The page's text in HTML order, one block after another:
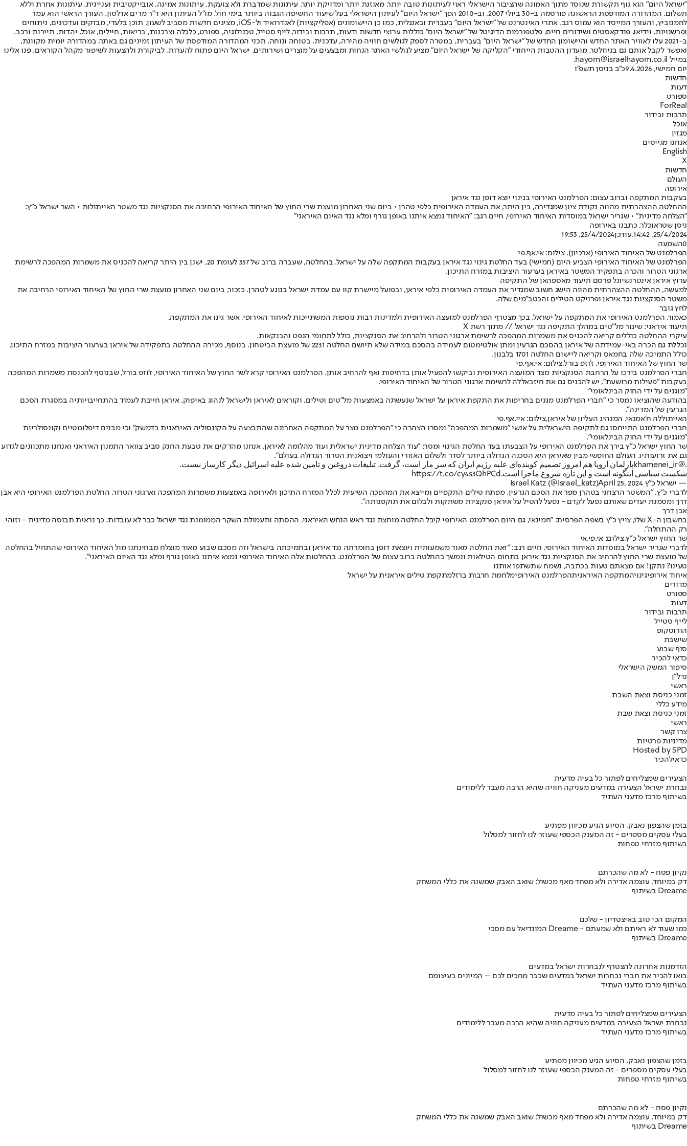
"ישראל היום" הוא גוף תקשורת שנוסד מתוך האמונה שהציבור הישראלי ראוי לעיתונות טובה יותר, מאוזנת יותר ומדויקת יותר. עיתונות שמדברת ולא צועקת. עיתונות אמינה, אובייקטיבית ועניינית. עיתונות אחרת וללא
תשלום. המהדורה המודפסת הראשונה פורסמה ב-30 ביולי 2007, וב-2010 הפך "ישראל היום" לעיתון הישראלי בעל שיעור החשיפה הגבוה ביותר בימי חול. מו"ל העיתון היא ד"ר מרים אדלסון. העורך הראשי הוא עמר
לחמנוביץ, והעורך המייסד הוא עמוס רגב. אתרי האינטרנט של "ישראל היום" בעברית ובאנגלית, כמו כן היישומונים (אפליקציות) לאנדרואיד ול-iOS, מציגים חדשות מסביב לשעון, תוכן בלעדי, מבזקים ועדכונים, ניתוחים
ופרשנויות, וידיאו, פודקאסטים ושידורים חיים. פלטפורמות הדיגיטל של "ישראל היום" כוללות ערוצי חדשות ודעות, תרבות ובידור, לייף סטייל, טכנולוגיה, ספורט, כלכלה וצרכנות, בריאות, חיילים, אוכל, יהדות, תיירות ורכב.
ב-2021 עלו לאוויר האתר החדש והיישומון החדש של "ישראל היום" בעברית, במטרה לספק לגולשים חוויה מהירה, עדכנית, בטוחה ונוחה. תכני המהדורה המודפסת של העיתון זמינים גם באתר, במהדורה יומית מקוונת,
ואפשר לקבל אותם גם בניוזלטר. מועדון ההטבות הייחודי "הקליקה של ישראל היום" מציע לגולשי האתר הנחות ומבצעים על מוצרים ושירותים. ישראל היום פתוח להערות, לביקורת ולהצעות לשיפור מקהל הקוראים. פנו אלינו
במייל hayom@israelhayom.co.il.
יום חמישי, 9.4.2026
כ"ב בניסן תשפ"ו
חדשות
דעות
ספורט
ForReal
תרבות ובידור
אוכל
מגזין
אנחנו מגייסים
English
X
חדשות
העולם
אירופה
בעקבות המתקפה וברוב עצום: הפרלמנט האירופי בגינוי יוצא דופן נגד איראן
ההחלטה ההצהרתית מהווה נקודת ציון שמגדירה, בין היתר, את העמדה האירופית כלפי טהרן • ביום שני האחרון מועצת שרי החוץ של האיחוד האירופי הרחיבה את הסנקציות נגד משטר האייתולות • השר ישראל כ"ץ:
"הצלחה מדינית" • שגריר ישראל במוסדות האיחוד האירופי, חיים רגב: "האיחוד נמצא איתנו באופן גורף ומלא נגד האיום האיראני"
ניסן שטראוכלר, כתבנו באירופה
25/4/2024, 14:42
,עודכן25/4/2024, 19:53
0השמעה
הפרלמנט של האיחוד האירופי (ארכיון). צילום: אי.אף.פי
הפרלמנט של האיחוד האירופי הצביע היום (חמישי) בעד החלטת גינוי נגד איראן בעקבות המתקפה שלה על ישראל. בהחלטה, שעברה ברוב של 357 לעומת 20, ישנן בין היתר קריאה להכניס את משמרות המהפכה לרשימת
ארגוני הטרור ו⁠הכרה בתפקיד המשטר באיראן בערעור היציבות במזרח התיכון.
ערוץ איראן אינטרנשיונל פרסם תיעוד מאספהאן של התקיפה
למעשה, ההחלטה ההצהרתית מהווה הישג חשוב שמגדיר את העמדה האירופית כלפי איראן, ובפועל מיישרת קוו עם עמדת ישראל בנוגע לטהרן. כזכור, ביום שני האחרון מועצת שרי החוץ של האיחוד האירופי הרחיבה את
משטר הסנקציות נגד איראן ופרויקט הטילים והכטב"מים שלה.
לחץ גובר
כאמור, הפרלמנט האירופי את המתקפה על ישראל. בכך מצטרף הפרלמנט למועצה האירופית ולמדינות רבות נוספות המשתייכות לאיחוד האירופי, אשר גינו את המתקפה.
תיעוד איראני: שיגור מל"טים במהלך התקיפה נגד ישראל // מתוך רשת X
עיקרי ההחלטה כוללים קריאה להכניס את משמרות המהפכה לרשימת ארגוני הטרור ולהרחיב את הסנקציות, כולל לתחומי הנפט והבנקאות.
נכללת גם ⁠הכרה באי-עמידתה של איראן בהסכם הגרעין ומתן אולטימטום לעמידה בהסכם במידה שלא תיושם החלטה 2231 של מועצת הביטחון. בנוסף, מכירה ההחלטה בתפקידה של איראן בערעור היציבות במזרח התיכון,
כולל התמיכה שלה בחמאס וקריאה ליישום החלטה 1701 בלבנון.
שר החוץ של האיחוד האירופי, ז'וזפ בורל,צילום: אי.אף.פי
חברי הפרלמנט בירכו על הרחבת הסנקציות מצד המועצה האירופית וביקשו להפעיל אותן בדחיפות ואף להרחיב אותן. הפרלמנט האירופי קרא לשר החוץ של האיחוד האירופי, ז'וזפ בורל, שבנוסף להכנסת משמרות המהפכה
בעקבות "פעילות מרושעת", יש להכניס גם את חיזבאללה לרשימת ארגוני הטרור של האיחוד האירופי.
"מוגנים על ידי החוק הבינלאומי"
בהודעה שהוציאו נמסר כי "חברי הפרלמנט מגנים בחריפות את התקפת איראן על ישראל שנעשתה באמצעות מל"טים וטילים, וקוראים לאיראן ולישראל לנהוג באיפוק. איראן חייבת לעמוד בהתחייבויותיה במסגרת הסכם
הגרעין של המדינה".
האייתוללה ח'אמנאי. המנהיג העליון של איראן,צילום: איי.אף.פי
חברי הפרלמנט התייחסו גם לתקיפה הישראלית על אנשי "משמרות המהפכה" ומסרו הצהרה כי "הפרלמנט מצר על המתקפה האחרונה שהתבצעה על הקונסוליה האיראנית בדמשק" וכי מבנים דיפלומטיים וקונסולריות
"מוגנים על ידי החוק הבינלאומי".
שר החוץ ישראל כ"ץ בירך את הפרלמנט האירופי על הצבעתו בעד החלטת הגינוי ומסר: "עוד הצלחה מדינית ישראלית ועוד מהלומה לאיראן. אנחנו מהדקים את טבעת החנק סביב צוואר התמנון האיראני ואנחנו מתכוונים לגדוע
גם את זרועותיו. העולם החופשי מבין שאיראן היא הסכנה הגדולה ביותר לסדר ולשלום האזורי והעולמי ויצואנית הטרור הגדולה בעולם".
.
@khamenei_ir
پارلمان اروپا هم امروز تصمیم کوبنده‌ای علیه رژیم ایران که سر مار است، گرفت. تبلیغات دروغین و تامین شده علیه اسرائیل دیگر کارساز نیست.
شکست سیاسی اینگونه است و این تازه شروع ماجرا است.https://t.co/cy4s3QhPCd
— ישראל כ”ץ Israel Katz (@Israel_katz)April 25, 2024
לדברי כ"ץ, "המשטר הרצחני בטהרן מפר את הסכם הגרעין, מפתח טילים התקפיים ומייצא את המהפכה השיעית לכלל המזרח התיכון ולאירופה באמצעות משמרות המהפכה וארגוני הטרור. החלטת הפרלמנט האירופי היא אבן
דרך ומסמנת יעדים שאותם נפעל לקדם - נפעל להטיל על איראן סנקציות משתקות ולבלום את תוקפנותה".
אבן דרך
בחשבון ה-X שלו, צייץ כ"ץ בשפה הפרסית: "חמינאי, גם היום הפרלמנט האירופי קיבל החלטה מוחצת נגד ראש הנחש האיראני. ההסתה ותעמולת השקר הממומנת נגד ישראל כבר לא עובדות. כך נראית תבוסה מדינית - וזוהי
רק ההתחלה".
שר החוץ ישראל כ"ץ,צילום: אי.פי.אי
לדברי שגריר ישראל במוסדות האיחוד האירופי, חיים רגב: "זאת החלטה מאוד משמעותית ויוצאת דופן בחומרתה נגד איראן ובתמיכתה בישראל וזה מסכם שבוע מאוד מוצלח מבחינתנו מול האיחוד האירופי שהתחיל בהחלטה
של מועצת שרי החוץ להרחיב את הסנקציות נגד איראן בתחום הטילאות ונמשך בהחלטה ברוב עצום של הפרלמנט. בהחלטות אלה האיחוד האירופי נמצא איתנו באופן גורף ומלא נגד האיום האיראני".
טעינו? נתקן! אם מצאתם טעות בכתבה, נשמח שתשתפו אותנו
איחוד אירופיגינויהמתקפה האיראניתהפרלמנט האירופימלחמת חרבות ברזלמתקפת טילים איראנית על ישראל
מדורים
ספורט
דעות
תרבות ובידור
לייף סטייל
הורוסקופ
שישבת
סוף שבוע
כדאי להכיר
סיפור המשק הישראלי
נדל"ן
ראשי
זמני כניסת וצאת השבת
מידע כללי
זמני כניסת וצאת שבת
ראשי
צרו קשר
מדיניות פרטיות
Hosted by SPD
כדאילהכיר
הצעירים שמצליחים לפתור כל בעיה מדעית
נבחרת ישראל הצעירה במדעים מעניקה חוויה שהיא הרבה מעבר ללימודים
בשיתוף מרכז מדעני העתיד
בזמן שהצפון נאבק, הסיוע הגיע מכיוון מפתיע
בעלי עסקים מספרים - זה המענק הכספי שעוזר לנו לחזור למסלול
בשיתוף מזרחי טפחות
נקיון פסח - לא מה שהכרתם
דק במיוחד, עוצמה אדירה ולא מפחד מאף מכשול: שואב האבק שמשנה את כללי המשחק
בשיתוף Dreame
המקום הכי טוב באיצטדיון - שלכם
המונדיאל עם מסכי Dreame - כמו שעוד לא ראיתם ולא שמעתם
בשיתוף Dreame
הזדמנות אחרונה להצטרף לנבחרות ישראל במדעים
בואו להכיר את חברי נבחרות ישראל במדעים שכבר מחכים לכם – המיונים בעיצומם
בשיתוף מרכז מדעני העתיד
הצעירים שמצליחים לפתור כל בעיה מדעית
נבחרת ישראל הצעירה במדעים מעניקה חוויה שהיא הרבה מעבר ללימודים
בשיתוף מרכז מדעני העתיד
בזמן שהצפון נאבק, הסיוע הגיע מכיוון מפתיע
בעלי עסקים מספרים - זה המענק הכספי שעוזר לנו לחזור למסלול
בשיתוף מזרחי טפחות
נקיון פסח - לא מה שהכרתם
דק במיוחד, עוצמה אדירה ולא מפחד מאף מכשול: שואב האבק שמשנה את כללי המשחק
בשיתוף Dreame